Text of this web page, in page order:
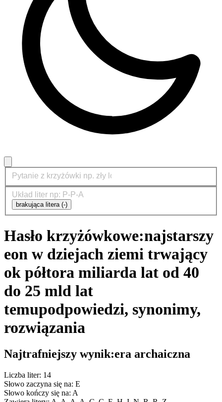
brakująca litera (-)
Hasło krzyżówkowe:najstarszy
eon w dziejach ziemi trwający
ok półtora miliarda lat od 40
do 25 mld lat
temupodpowiedzi, synonimy,
rozwiązania
Najtrafniejszy wynik:era archaiczna
Liczba liter: 14
Słowo zaczyna się na: E
Słowo kończy się na: A